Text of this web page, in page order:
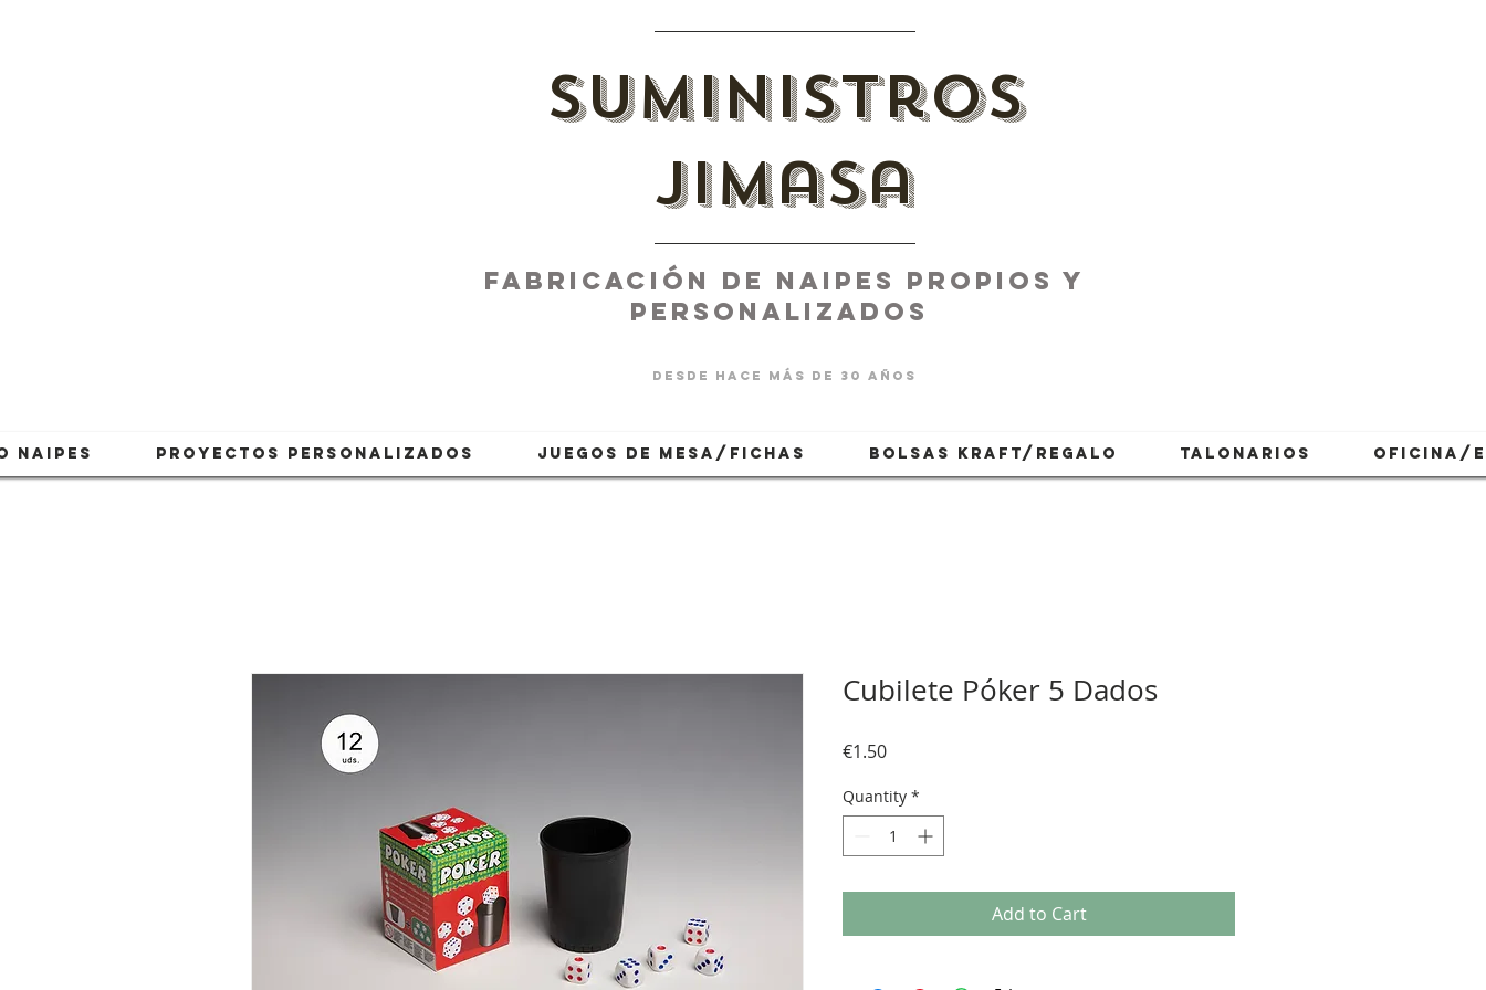
suministros
jimasa
fabricación de naipes PROPIOS Y
PERSONALIZADOS
desde hace más de 30 años
NAIPES PROYECTOS PERSONALIZADOS JUEGOS DE MESA/FICHAS BOLSAS KRAFT/REGALO TALONARIOS OFICINA/
Cubilete Póker 5 Dados
€1.50Price
Quantity *
Add to Cart